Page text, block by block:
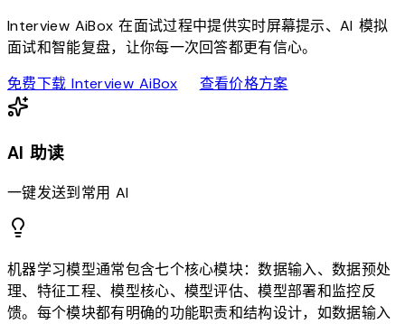
Interview AiBox 在面试过程中提供实时屏幕提示、AI 模拟
面试和智能复盘，让你每一次回答都更有信心。
免费下载 Interview AiBoxdownload查看价格方案sell
AI 助读
一键发送到常用 AI
机器学习模型通常包含七个核心模块：数据输入、数据预处
理、特征工程、模型核心、模型评估、模型部署和监控反
馈。每个模块都有明确的功能职责和结构设计，如数据输入